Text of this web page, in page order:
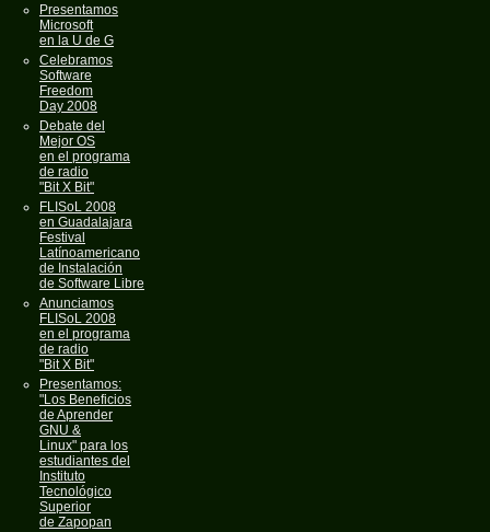
Presentamos
Microsoft
en la U de G
Celebramos
Software
Freedom
Day 2008
Debate del
Mejor OS
en el programa
de radio
"Bit X Bit"
FLISoL 2008
en Guadalajara
Festival
Latínoamericano
de Instalación
de Software Libre
Anunciamos
FLISoL 2008
en el programa
de radio
"Bit X Bit"
Presentamos:
"Los Beneficios
de Aprender
GNU &
Linux" para los
estudiantes del
Instituto
Tecnológico
Superior
de Zapopan